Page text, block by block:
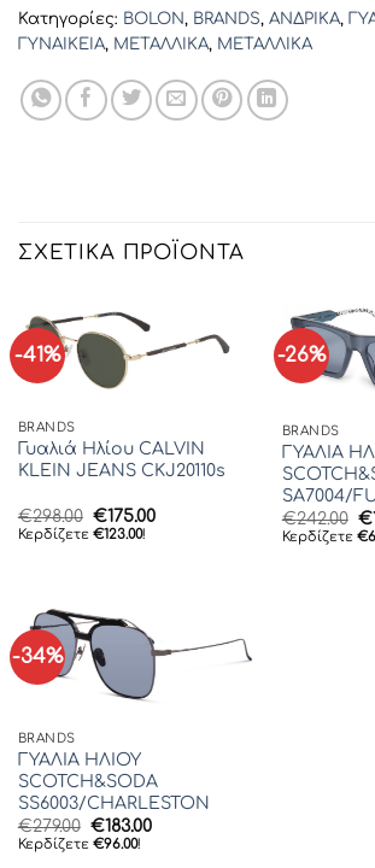
Κατηγορίες: BOLON, BRANDS, ΑΝΔΡΙΚΑ,
ΓΥΝΑΙΚΕΙΑ, ΜΕΤΑΛΛΙΚΑ, ΜΕΤΑΛΛΙΚΑ
ΣΧΕΤΙΚΆ ΠΡΟΪΌΝΤΑ
-41%
BRANDS
Γυαλιά Ηλίου CALVIN
KLEIN JEANS CKJ20110s
€298.00 Original
price
€175.00Η
Κερδίζετε €123.00!
-26%
BRANDS
ΓΥΑΛΙΑ
SA7004/
€242.00 €
Κερδίζετε €
-34%
BRANDS
ΓΥΑΛΙΑ ΗΛΙΟΥ
SCOTCH&SODA
SS6003/CHARLESTON
€279.00 Original
price
€183.00Η
Κερδίζετε €96.00!